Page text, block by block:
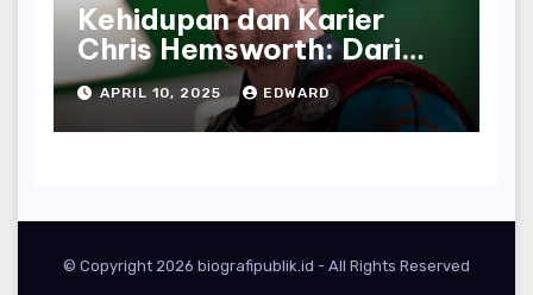
Kehidupan dan Karier
Chris Hemsworth: Dari
Pahlawan Super ke
Bintang Hollywood
APRIL 10, 2025 EDWARD
© Copyright 2026 biografipublik.id - All Rights Reserved